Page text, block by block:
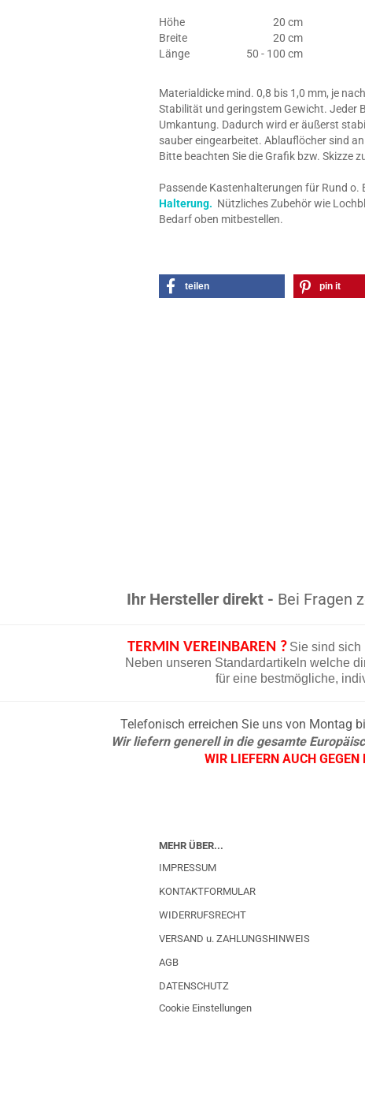
Höhe
20 cm
Breite
20 cm
Länge
50 - 100 cm
Materialdicke mind. 0,8 bis 1,0 mm, je
Stabilität und geringstem Gewicht. Jeder
Umkantung. Dadurch wird er äußerst
sauber eingearbeitet. Ablauflöcher sind
Bitte beachten Sie die Grafik bzw. Skizze
Passende Kastenhalterungen für Rund o.
Halterung. Nützliches Zubehör wie
Bedarf oben mitbestellen.
teilen pin it
Ihr Hersteller direkt - Bei Fragen
TERMIN VEREINBAREN ? Sie sind sich
Neben unseren Standardartikeln welche
für eine bestmögliche,
Telefonisch erreichen Sie uns von Montag
Wir liefern generell in die gesamte
WIR LIEFERN AUCH GEGEN
MEHR ÜBER...
IMPRESSUM
KONTAKTFORMULAR
WIDERRUFSRECHT
VERSAND u. ZAHLUNGSHINWEIS
AGB
DATENSCHUTZ
Cookie Einstellungen